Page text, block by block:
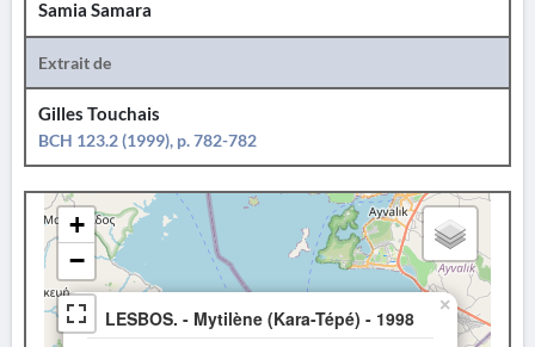
Samia Samara
Extrait de
Gilles Touchais
BCH 123.2 (1999), p. 782-782
LESBOS. - Mytilène (Kara-Tépé) - 1998
×
+
−